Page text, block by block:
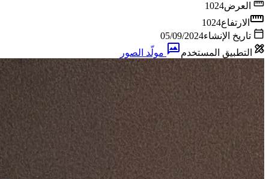
العرض1024
الارتفاع1024
تاريخ الإنشاء05/09/2024
التطبيق المستخدم
مولّد الصور